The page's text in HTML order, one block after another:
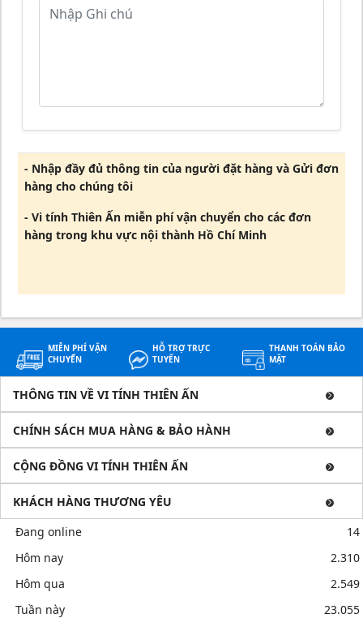
- Nhập đầy đủ thông tin của người đặt hàng và Gửi đơn
hàng cho chúng tôi
- Vi tính Thiên Ấn miễn phí vận chuyển cho các đơn
hàng trong khu vực nội thành Hồ Chí Minh
MIỄN PHÍ VẬN
CHUYỂN
HỖ TRỢ TRỰC
TUYẾN
THANH TOÁN BẢO
MẬT
THÔNG TIN VỀ VI TÍNH THIÊN ẤN
CHÍNH SÁCH MUA HÀNG & BẢO HÀNH
CỘNG ĐỒNG VI TÍNH THIÊN ẤN
KHÁCH HÀNG THƯƠNG YÊU
Đang online
14
Hôm nay
2.310
Hôm qua
2.549
Tuần này
23.055